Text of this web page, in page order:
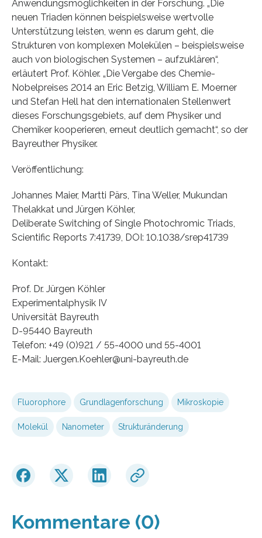
Anwendungsmöglichkeiten in der Forschung. „Die
neuen Triaden können beispielsweise wertvolle
Unterstützung leisten, wenn es darum geht, die
Strukturen von komplexen Molekülen – beispielsweise
auch von biologischen Systemen – aufzuklären“,
erläutert Prof. Köhler. „Die Vergabe des Chemie-
Nobelpreises 2014 an Eric Betzig, William E. Moerner
und Stefan Hell hat den internationalen Stellenwert
dieses Forschungsgebiets, auf dem Physiker und
Chemiker kooperieren, erneut deutlich gemacht“, so der
Bayreuther Physiker.
Veröffentlichung:
Johannes Maier, Martti Pärs, Tina Weller, Mukundan
Thelakkat und Jürgen Köhler,
Deliberate Switching of Single Photochromic Triads,
Scientific Reports 7:41739, DOI: 10.1038/srep41739
Kontakt:
Prof. Dr. Jürgen Köhler
Experimentalphysik IV
Universität Bayreuth
D-95440 Bayreuth
Telefon: +49 (0)921 / 55-4000 und 55-4001
E-Mail: Juergen.Koehler@uni-bayreuth.de
Fluorophore Grundlagenforschung Mikroskopie
Molekül Nanometer Strukturänderung
Kommentare (0)